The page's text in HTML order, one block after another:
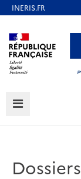
au
contenu
principal
Aller au
Aller au pied
MENU